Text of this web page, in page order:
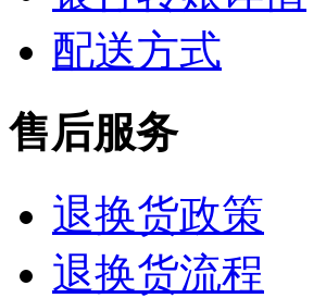
配送方式
售后服务
退换货政策
退换货流程